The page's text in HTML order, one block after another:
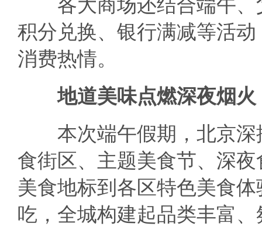
各大商场还结合端午、
积分兑换、银行满减等活
消费热情。
地道美味点燃深夜烟火
本次端午假期，北京深
食街区、主题美食节、深
美食地标到各区特色美食
吃，全城构建起品类丰富